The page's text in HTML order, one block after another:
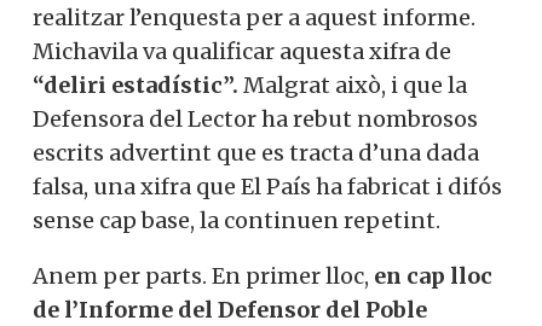
realitzar l’enquesta per a aquest informe.
Michavila va qualificar aquesta xifra de
“deliri estadístic”. Malgrat això, i que la
Defensora del Lector ha rebut nombrosos
escrits advertint que es tracta d’una dada
falsa, una xifra que El País ha fabricat i difós
sense cap base, la continuen repetint.
Anem per parts. En primer lloc, en cap lloc
de l’Informe del Defensor del Poble